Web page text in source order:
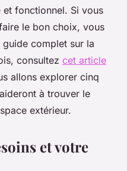
fonctionnel. Si vous
le bon choix, vous
complet sur la
consultez cet article
allons explorer cinq
à trouver le
extérieur.
et votre